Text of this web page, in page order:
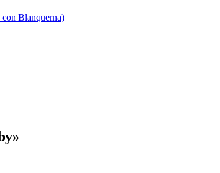
con Blanquerna)